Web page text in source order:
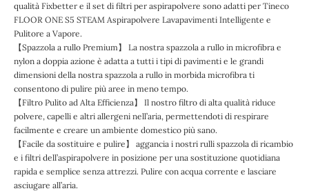
qualità Fixbetter e il set di filtri per aspirapolvere sono adatti per Tineco
FLOOR ONE S5 STEAM Aspirapolvere Lavapavimenti Intelligente e
Pulitore a Vapore.
【Spazzola a rullo Premium】 La nostra spazzola a rullo in microfibra e
nylon a doppia azione è adatta a tutti i tipi di pavimenti e le grandi
dimensioni della nostra spazzola a rullo in morbida microfibra ti
consentono di pulire più aree in meno tempo.
【Filtro Pulito ad Alta Efficienza】 Il nostro filtro di alta qualità riduce
polvere, capelli e altri allergeni nell’aria, permettendoti di respirare
facilmente e creare un ambiente domestico più sano.
【Facile da sostituire e pulire】 aggancia i nostri rulli spazzola di ricambio
e i filtri dell’aspirapolvere in posizione per una sostituzione quotidiana
rapida e semplice senza attrezzi. Pulire con acqua corrente e lasciare
asciugare all’aria.